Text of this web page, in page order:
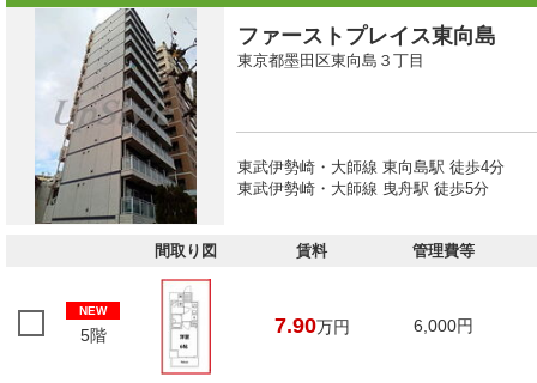
ファーストプレイス東向島
東京都墨田区東向島３丁目
東武伊勢崎・大師線 東向島駅 徒歩4分
東武伊勢崎・大師線 曳舟駅 徒歩5分
間取り図 賃料 管理費等
NEW
5階 7.90万円 6,000円